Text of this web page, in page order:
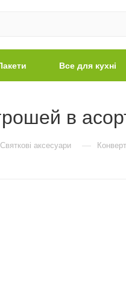
Все для кухні
в
Святкові аксесуари —